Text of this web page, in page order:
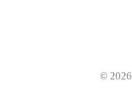
© 2026